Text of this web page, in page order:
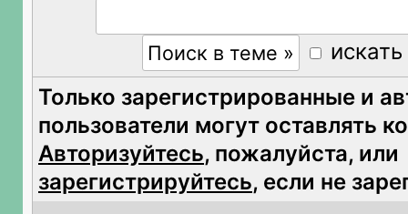
Только зарегистрированные и
пользователи могут оставлять
Авторизуйтесь, пожалуйста, или
зарегистрируйтесь, если не